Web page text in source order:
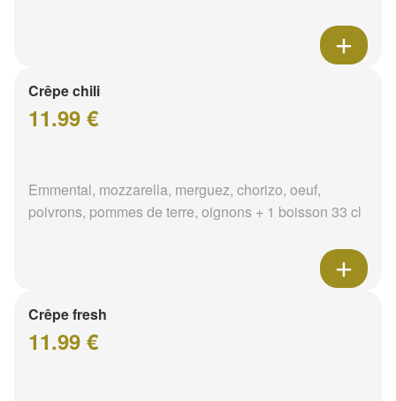
Crêpe chili
11.99 €
Emmental, mozzarella, merguez, chorizo, oeuf,
poivrons, pommes de terre, oignons + 1 boisson 33 cl
Crêpe fresh
11.99 €